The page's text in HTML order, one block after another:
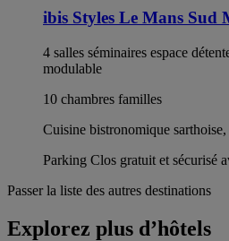
ibis Styles Le Mans Sud
4 salles séminaires espace
modulable
10 chambres familles
Cuisine bistronomique
Parking Clos gratuit et sécurisé
Passer la liste des autres destinations
Explorez plus d’hôtels